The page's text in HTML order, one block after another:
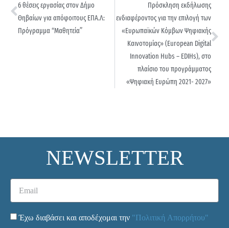
6 θέσεις εργασίας στον Δήμο
Θηβαίων για απόφοιτους ΕΠΑ.Λ:
Πρόγραμμα “Μαθητεία”
Πρόσκληση εκδήλωσης
ενδιαφέροντος για την επιλογή των
«Ευρωπαϊκών Κόμβων Ψηφιακής
Καινοτομίας» (European Digital
Innovation Hubs – EDIHs), στο
πλαίσιο του προγράμματος
«Ψηφιακή Ευρώπη 2021- 2027»
NEWSLETTER
Έχω διαβάσει και αποδέχομαι την "Πολιτική Απορρήτου"